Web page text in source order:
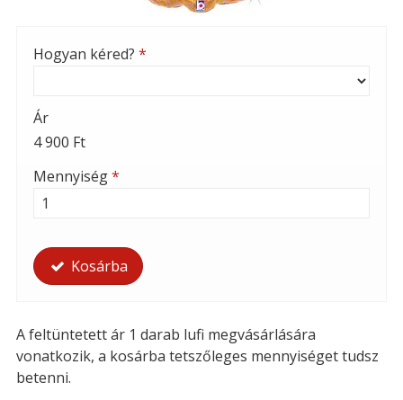
Hogyan kéred? *
Ár
4 900 Ft
Mennyiség*
Kosárba
A feltüntetett ár 1 darab lufi megvásárlására
vonatkozik, a kosárba tetszőleges mennyiséget tudsz
betenni.